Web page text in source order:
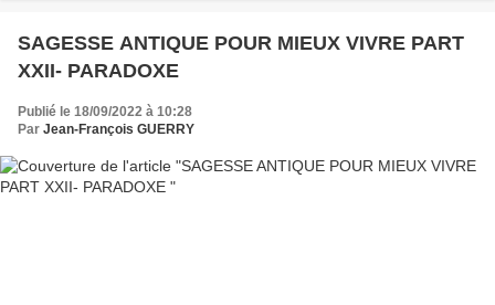
SAGESSE ANTIQUE POUR MIEUX VIVRE PART
XXII- PARADOXE
Publié le 18/09/2022 à 10:28
Par Jean-François GUERRY